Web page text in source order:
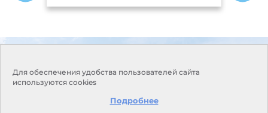
Для обеспечения удобства пользователей сайта
используются cookies
Подробнее
Адрес:220114, г. Минск, пр.
Независимости, 110
9.00-18.00
воскресенье